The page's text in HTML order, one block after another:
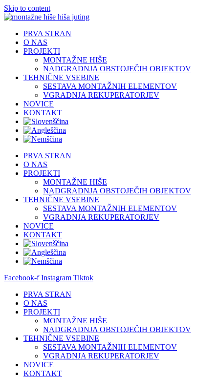
Skip to content
PRVA STRAN
O NAS
PROJEKTI
MONTAŽNE HIŠE
NADGRADNJA OBSTOJEČIH OBJEKTOV
TEHNIČNE VSEBINE
SESTAVA MONTAŽNIH ELEMENTOV
VGRADNJA REKUPERATORJEV
NOVICE
KONTAKT
PRVA STRAN
O NAS
PROJEKTI
MONTAŽNE HIŠE
NADGRADNJA OBSTOJEČIH OBJEKTOV
TEHNIČNE VSEBINE
SESTAVA MONTAŽNIH ELEMENTOV
VGRADNJA REKUPERATORJEV
NOVICE
KONTAKT
Facebook-f Instagram Tiktok
PRVA STRAN
O NAS
PROJEKTI
MONTAŽNE HIŠE
NADGRADNJA OBSTOJEČIH OBJEKTOV
TEHNIČNE VSEBINE
SESTAVA MONTAŽNIH ELEMENTOV
VGRADNJA REKUPERATORJEV
NOVICE
KONTAKT